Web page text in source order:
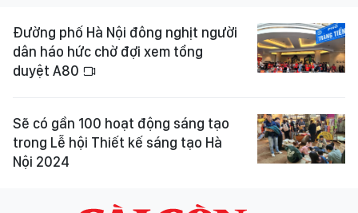
Đường phố Hà Nội đông nghịt người
dân háo hức chờ đợi xem tổng
duyệt A80
Sẽ có gần 100 hoạt động sáng tạo
trong Lễ hội Thiết kế sáng tạo Hà
Nội 2024